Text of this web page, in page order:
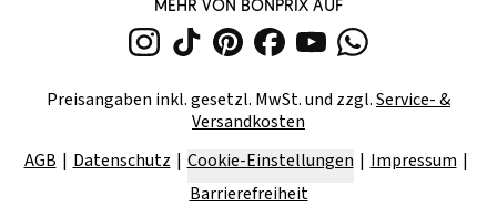
MEHR VON BONPRIX AUF
Preisangaben inkl. gesetzl. MwSt. und zzgl.Service- &
Versandkosten
AGB
Datenschutz Cookie-Einstellungen
Impressum
Barrierefreiheit